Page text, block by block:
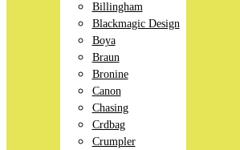
Billingham
Blackmagic Design
Boya
Braun
Bronine
Canon
Chasing
Crdbag
Crumpler